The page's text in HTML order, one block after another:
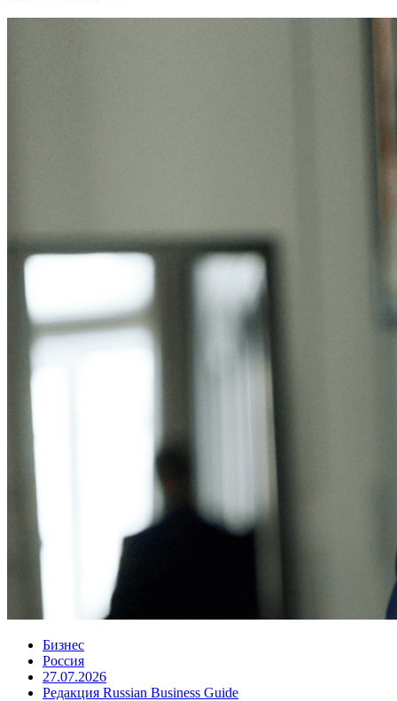
Бизнес
Россия
27.07.2026
Редакция Russian Business Guide